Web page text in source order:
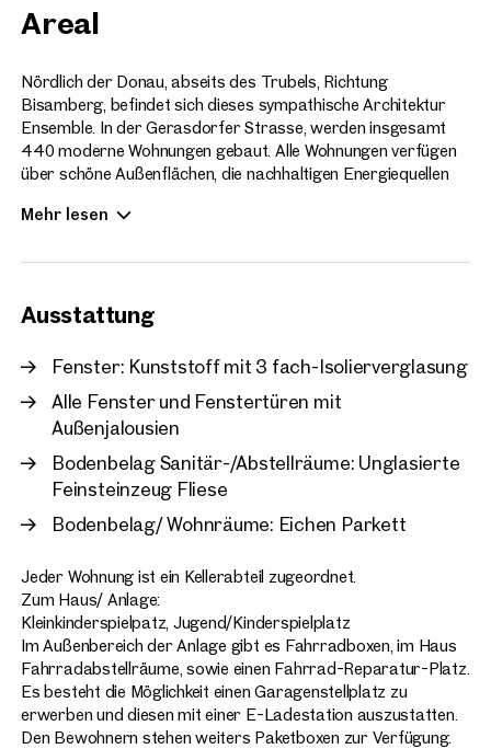
Areal
Nördlich der Donau, abseits des Trubels, Richtung
Bisamberg, befindet sich dieses sympathische Architektur
Ensemble. In der Gerasdorfer Strasse, werden insgesamt
440 moderne Wohnungen gebaut. Alle Wohnungen verfügen
über schöne Außenflächen, die nachhaltigen Energiequellen
Wohnungsgrößen sind ab 2-4 Zimmer verfügbar. Die
Mehr lesen
Ausstattung
Fenster: Kunststoff mit 3 fach-Isolierverglasung
Alle Fenster und Fenstertüren mit
Außenjalousien
Bodenbelag Sanitär-/Abstellräume: Unglasierte
Feinsteinzeug Fliese
Bodenbelag/ Wohnräume: Eichen Parkett
Jeder Wohnung ist ein Kellerabteil zugeordnet.
Zum Haus/ Anlage:
Kleinkinderspielpatz, Jugend/Kinderspielplatz
Im Außenbereich der Anlage gibt es Fahrradboxen, im Haus
Fahrradabstellräume, sowie einen Fahrrad-Reparatur-Platz.
Es besteht die Möglichkeit einen Garagenstellplatz zu
erwerben und diesen mit einer E-Ladestation auszustatten.
Den Bewohnern stehen weiters Paketboxen zur Verfügung.
Ich habe die AGB und
Ich möchte regelmäßig
GmbH die angegebenen
Projekte
Wien, 18. Währing
Exklusives
Panoramablick